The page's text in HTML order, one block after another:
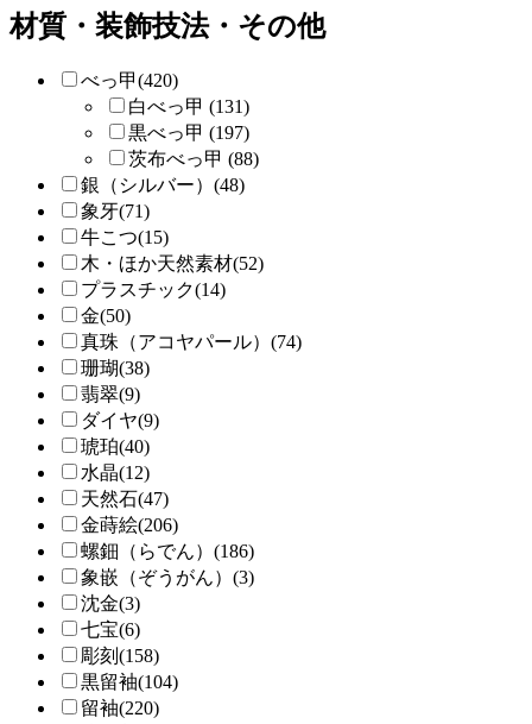
材質・装飾技法・その他
べっ甲(420)
白べっ甲 (131)
黒べっ甲 (197)
茨布べっ甲 (88)
銀（シルバー）(48)
象牙(71)
牛こつ(15)
木・ほか天然素材(52)
プラスチック(14)
金(50)
真珠（アコヤパール）(74)
珊瑚(38)
翡翠(9)
ダイヤ(9)
琥珀(40)
水晶(12)
天然石(47)
金蒔絵(206)
螺鈿（らでん）(186)
象嵌（ぞうがん）(3)
沈金(3)
七宝(6)
彫刻(158)
黒留袖(104)
留袖(220)